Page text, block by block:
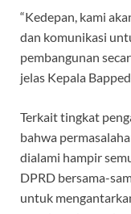
“Kedepan, kami
dan komunikasi
pembangunan
jelas Kepala
Terkait tingkat
bahwa
dialami hampir
DPRD bersama-
untuk